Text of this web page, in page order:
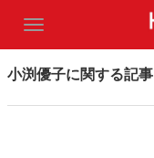
小渕優子に関する記事